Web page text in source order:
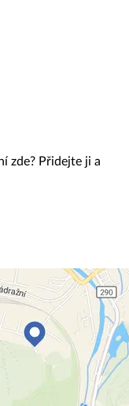
zde? Přidejte ji a